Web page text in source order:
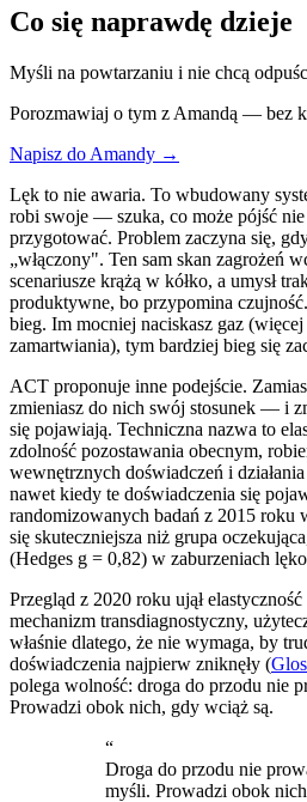
Co się naprawdę dzieje
Myśli na powtarzaniu i nie chcą
Porozmawiaj o tym z Amandą — bez
Napisz do Amandy →
Lęk to nie awaria. To wbudowany
robi swoje — szuka, co może pójść nie
przygotować. Problem zaczyna się,
„włączony". Ten sam skan zagrożeń
scenariusze krążą w kółko, a umysł
produktywne, bo przypomina
bieg. Im mocniej naciskasz gaz
zamartwiania), tym bardziej bieg się
ACT proponuje inne podejście.
zmieniasz do nich swój stosunek — i
się pojawiają. Techniczna nazwa to
zdolność pozostawania obecnym,
wewnętrznych doświadczeń i
nawet kiedy te doświadczenia się
randomizowanych badań z 2015 roku
się skuteczniejsza niż grupa
(Hedges g = 0,82) w zaburzeniach
Przegląd z 2020 roku ujął
mechanizm transdiagnostyczny,
właśnie dlatego, że nie wymaga, by
doświadczenia najpierw zniknęły (
polega wolność: droga do przodu nie
Prowadzi obok nich, gdy wciąż są.
“
Droga do przodu nie
myśli. Prowadzi obok